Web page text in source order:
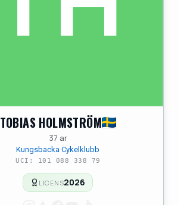
TOBIAS HOLMSTRÖM
37 ar
Kungsbacka Cykelklubb
UCI: 101 088 338 79
LICENS2026